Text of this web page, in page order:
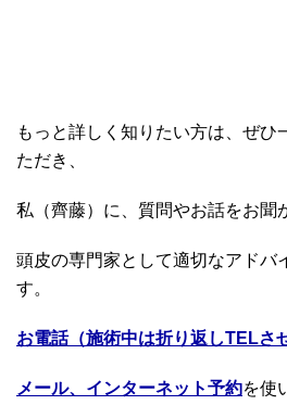
もっと詳しく知りたい方は、ぜひ
ただき、
私（齊藤）に、質問やお話をお聞
頭皮の専門家として適切なアドバ
す。
お電話（施術中は折り返しTELさ
メール、インターネット予約を使